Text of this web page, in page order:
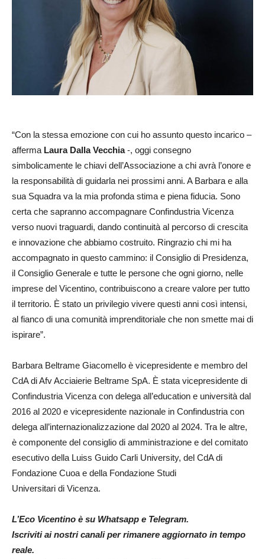
“Con la stessa emozione con cui ho assunto questo incarico –
afferma Laura Dalla Vecchia-, oggi consegno
simbolicamente le chiavi dell’Associazione a chi avrà l’onore e
la responsabilità di guidarla nei prossimi anni. A Barbara e alla
sua Squadra va la mia profonda stima e piena fiducia. Sono
certa che sapranno accompagnare Confindustria Vicenza
verso nuovi traguardi, dando continuità al percorso di crescita
e innovazione che abbiamo costruito. Ringrazio chi mi ha
accompagnato in questo cammino: il Consiglio di Presidenza,
il Consiglio Generale e tutte le persone che ogni giorno, nelle
imprese del Vicentino, contribuiscono a creare valore per tutto
il territorio. È stato un privilegio vivere questi anni così intensi,
al fianco di una comunità imprenditoriale che non smette mai di
ispirare”.
Barbara Beltrame Giacomello è vicepresidente e membro del
CdA di Afv Acciaierie Beltrame SpA. È stata vicepresidente di
Confindustria Vicenza con delega all’education e università dal
2016 al 2020 e vicepresidente nazionale in Confindustria con
delega all’internazionalizzazione dal 2020 al 2024. Tra le altre,
è componente del consiglio di amministrazione e del comitato
esecutivo della Luiss Guido Carli University, del CdA di
Fondazione Cuoa e della Fondazione Studi
Universitari di Vicenza.
L’Eco Vicentino è su Whatsapp e Telegram.
Iscriviti ai nostri canali per rimanere aggiornato in tempo
reale.